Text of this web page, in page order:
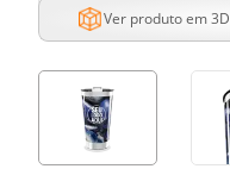
Ver produto em 3D